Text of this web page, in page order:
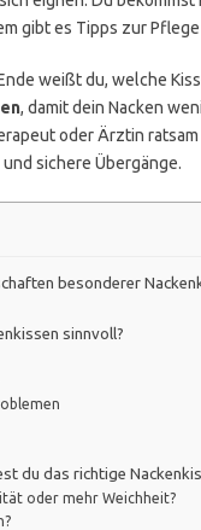
gibt es Tipps zur
weißt du, welche
, damit dein Nacken
oder Ärztin
sichere Übergänge.
besonderer
sinnvoll?
du das richtige
oder mehr Weichheit?